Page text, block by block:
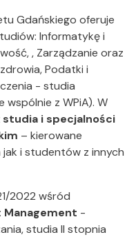
Gdańskiego oferuje
Informatykę i
, Zarządzanie oraz
Podatki i
- studia
z WPiA). W
studia i specjalności
– kierowane
i studentów z innych
2022 wśród
Management -
studia II stopnia